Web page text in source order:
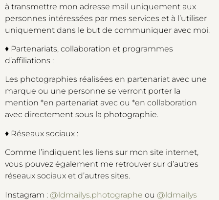
à transmettre mon adresse mail uniquement aux
personnes intéressées par mes services et à l’utiliser
uniquement dans le but de communiquer avec moi.
♦ Partenariats, collaboration et programmes
d’affiliations :
Les photographies réalisées en partenariat avec une
marque ou une personne se verront porter la
mention *en partenariat avec ou *en collaboration
avec directement sous la photographie.
♦ Réseaux sociaux :
Comme l’indiquent les liens sur mon site internet,
vous pouvez également me retrouver sur d’autres
réseaux sociaux et d’autres sites.
Instagram : @ldmailys.photographe ou @ldmailys